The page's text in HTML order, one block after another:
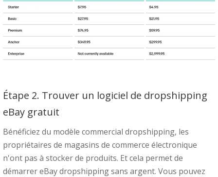
Étape 2. Trouver un logiciel de dropshipping
eBay gratuit
Bénéficiez du modèle commercial dropshipping, les
propriétaires de magasins de commerce électronique
n'ont pas à stocker de produits. Et cela permet de
démarrer eBay dropshipping sans argent. Vous pouvez